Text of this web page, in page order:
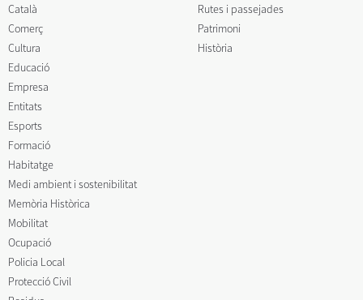
Català
Comerç
Cultura
Educació
Empresa
Entitats
Esports
Formació
Habitatge
Medi ambient i sostenibilitat
Memòria Històrica
Mobilitat
Ocupació
Policia Local
Protecció Civil
Rutes i passejades
Patrimoni
Història